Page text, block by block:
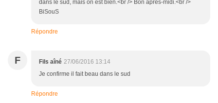
dans le sud, mais on est bien.<br /> Bon après-midi.<br />
BiSouS
Répondre
F Fils aîné 27/06/2016 13:14
Je confirme il fait beau dans le sud
Répondre